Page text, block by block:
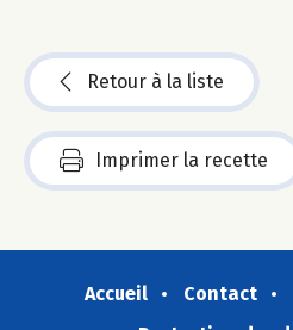
Retour à la liste
Imprimer la recette
Accueil Contact